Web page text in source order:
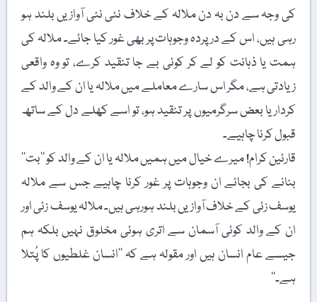
کی وجہ سے دن بہ دن ملالہ کے خلاف نئی نئی آوازیں بلند ہو
رہی ہیں، اس کے درپردہ وجوہات پر بھی غور کیا جائے۔ ملالہ کی
ہمت یا ذہانت کو لے کر کوئی بے جا تنقید کرے، تو وہ واقعی
زیادتی ہے، مگر اس سارے معاملے میں ملالہ یا ان کے والد کے
کردار یا بعض سرگرمیوں پر تنقید ہو، تو اسے کھلے دل کے ساتھ
قبول کرنا چاہیے۔
قارئین کرام! میرے خیال میں ہمیں ملالہ یا ان کے والد کو ’’بت‘‘
بنانے کی بجائے ان وجوہات پر غور کرنا چاہیے جس سے ملالہ
یوسف زئی کے خلاف آوازیں بلند ہورہی ہیں۔ ملالہ یوسف زئی اور
ان کے والد کوئی آسمان سے اتری ہوئی مخلوق نہیں بلکہ ہم
جیسے عام انسان ہیں اور مقولہ ہے کہ ’’انسان غلطیوں کا پُتلا
ہے۔‘‘